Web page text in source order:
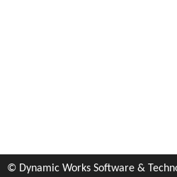
© Dynamic Works Software &